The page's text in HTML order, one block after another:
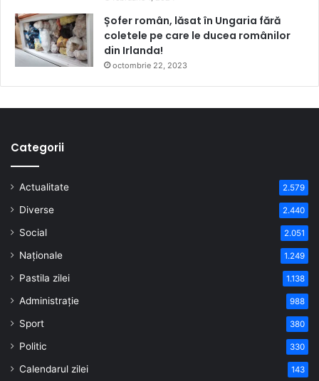
Șofer român, lăsat în Ungaria fără
coletele pe care le ducea românilor
din Irlanda!
octombrie 22, 2023
Categorii
Actualitate 2.579
Diverse 2.440
Social 2.051
Naționale 1.249
Pastila zilei 1.138
Administrație 988
Sport 380
Politic 330
Calendarul zilei 143